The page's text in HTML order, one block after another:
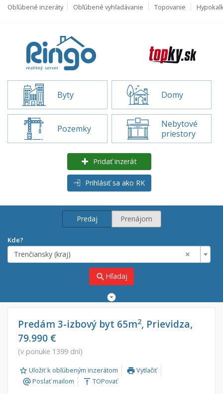
Obľúbené inzeráty Obľúbené vyhľadávanie Topovanie
Byty Domy
Pozemky
Nebytové
priestory
Pridať inzerát
Prihlásiť sa ako RK
Predaj Prenájom
Kde?
×
Trenčiansky (kraj)
search Hľadaj
Predaj
Prenájom
Do:
Predám 3-izbový byt 65m2, Prievidza,
79.990 €
(v ponuke 1399 dní)
Uložiť k obľúbeným inzerátom printVytlačiť
alternate_emailPoslať mailom vertical_align_top TOPovať